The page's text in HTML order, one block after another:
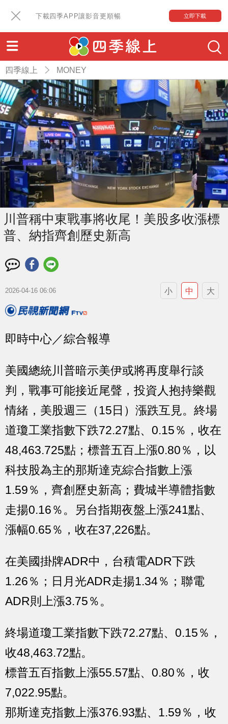
下載四季APP讓影音更順暢 立即下載
四季線上 MONEY
川普稱中東戰事將收尾！美股多收漲標
普、納指齊創歷史新高
2026-04-16 06:06 小 中 大
即時中心／綜合報導
美國總統川普暗示美伊或將再度舉行談
判，戰事可能接近尾聲，投資人抱持樂觀
情緒，美股週三（15日）漲跌互見。終場
道瓊工業指數下跌72.27點、0.15％，收在
48,463.725點；標普五百上漲0.80％，以
科技股為主的那斯達克綜合指數上漲
1.59％，齊創歷史新高；費城半導體指數
走揚0.16％。另台指期夜盤上漲241點、
漲幅0.65％，收在37,226點。
在美國掛牌ADR中，台積電ADR下跌
1.26％；日月光ADR走揚1.34％；聯電
ADR則上漲3.75％。
終場道瓊工業指數下跌72.27點、0.15％，
收48,463.72點。
標普五百指數上漲55.57點、0.80％，收
7,022.95點。
那斯達克指數上漲376.93點、1.59％，收